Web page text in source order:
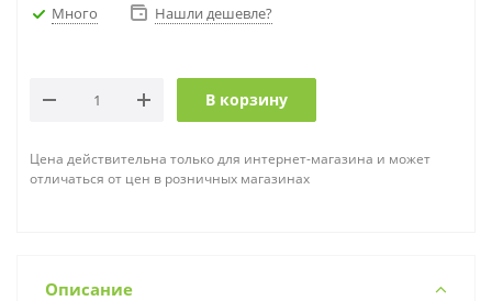
Много Нашли дешевле?
В корзину
Цена действительна только для интернет-магазина и может
отличаться от цен в розничных магазинах
Описание